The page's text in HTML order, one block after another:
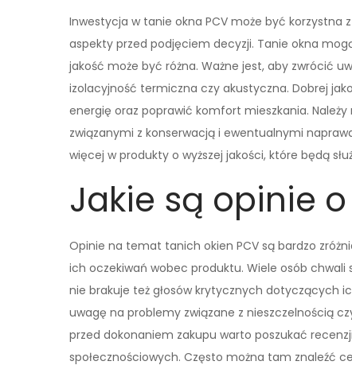
Inwestycja w tanie okna PCV może być korzystna
aspekty przed podjęciem decyzji. Tanie okna
jakość może być różna. Ważne jest, aby zwrócić
izolacyjność termiczna czy akustyczna. Dobrej
energię oraz poprawić komfort mieszkania.
związanymi z konserwacją i ewentualnymi
więcej w produkty o wyższej jakości, które będą
Jakie są opinie
Opinie na temat tanich okien PCV są bardzo
ich oczekiwań wobec produktu. Wiele osób
nie brakuje też głosów krytycznych dotyczących
uwagę na problemy związane z nieszczelnością
przed dokonaniem zakupu warto poszukać
społecznościowych. Często można tam znaleźć